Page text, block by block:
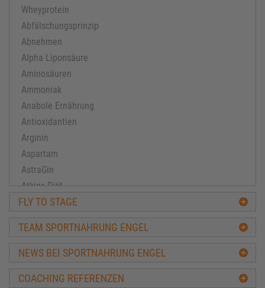
Wheyprotein
Abfälschungsprinzip
Abnehmen
Alpha Liponsäure
Aminosäuren
Ammoniak
Anabole Ernährung
Antioxidantien
Arginin
Aspartam
AstraGin
Atkins Diät
Ausdauertraining
Bacillus subtilis
Ballaststoffe
Beta-Alanin
FLY TO STAGE
TEAM SPORTNAHRUNG ENGEL
NEWS BEI SPORTNAHRUNG ENGEL
COACHING REFERENZEN